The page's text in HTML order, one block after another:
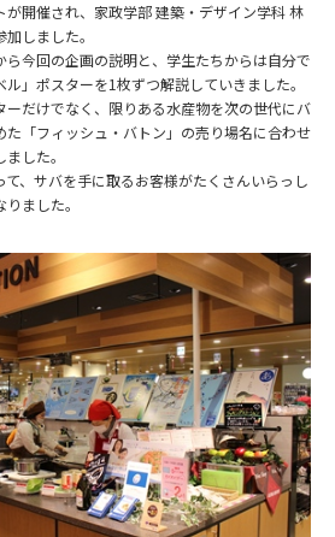
が開催され、家政学部 建築・デザイン学科 林
しました。
今回の企画の説明と、学生たちからは自分で
」ポスターを1枚ずつ解説していきました。
ーだけでなく、限りある水産物を次の世代にバ
た「フィッシュ・バトン」の売り場名に合わせ
した。
、サバを手に取るお客様がたくさんいらっし
ました。